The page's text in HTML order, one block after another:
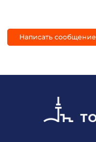
Написать сообщение